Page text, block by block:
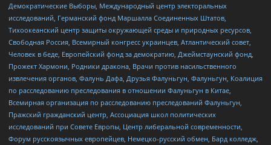
Демократические Выборы, Международный центр электоральных
исследований, Германский фонд Маршалла Соединенных Штатов,
Тихоокеанский центр защиты окружающей среды и природных ресурсов,
Свободная Россия, Всемирный конгресс украинцев, Атлантический совет,
Человек в беде, Европейский фонд за демократию, Джеймстаунский фонд,
Прожект Хармони, Родники дракона, Врачи против насильственного
извлечения органов, Фалунь Дафа, Друзья Фалуньгун, Фалуньгун, Коалиция
по расследованию преследования в отношении Фалуньгун в Китае,
Всемирная организация по расследованию преследований Фалуньгун,
Пражский гражданский центр, Ассоциация школ политических
исследований при Совете Европы, Центр либеральной современности,
Форум русскоязычных европейцев, Немецко-русский обмен, Бард колледж,